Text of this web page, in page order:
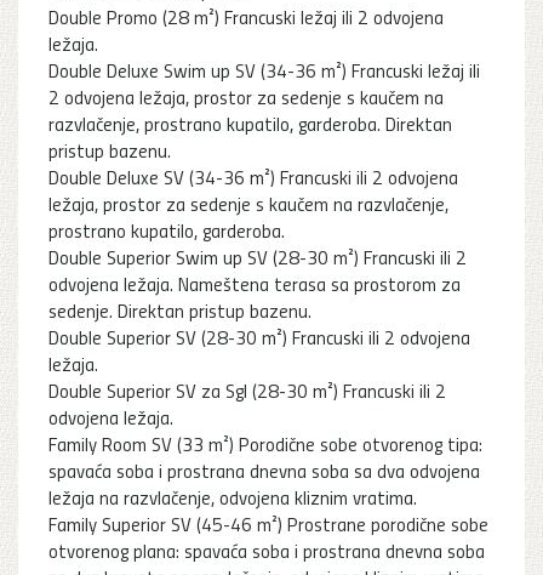
Double Promo (28 m²) Francuski ležaj ili 2 odvojena
ležaja.
Double Deluxe Swim up SV (34-36 m²) Francuski ležaj ili
2 odvojena ležaja, prostor za sedenje s kaučem na
razvlačenje, prostrano kupatilo, garderoba. Direktan
pristup bazenu.
Double Deluxe SV (34-36 m²) Francuski ili 2 odvojena
ležaja, prostor za sedenje s kaučem na razvlačenje,
prostrano kupatilo, garderoba.
Double Superior Swim up SV (28-30 m²) Francuski ili 2
odvojena ležaja. Nameštena terasa sa prostorom za
sedenje. Direktan pristup bazenu.
Double Superior SV (28-30 m²) Francuski ili 2 odvojena
ležaja.
Double Superior SV za Sgl (28-30 m²) Francuski ili 2
odvojena ležaja.
Family Room SV (33 m²) Porodične sobe otvorenog tipa:
spavaća soba i prostrana dnevna soba sa dva odvojena
ležaja na razvlačenje, odvojena kliznim vratima.
Family Superior SV (45-46 m²) Prostrane porodične sobe
otvorenog plana: spavaća soba i prostrana dnevna soba